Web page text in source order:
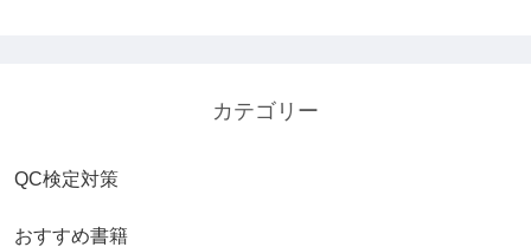
カテゴリー
QC検定対策
おすすめ書籍